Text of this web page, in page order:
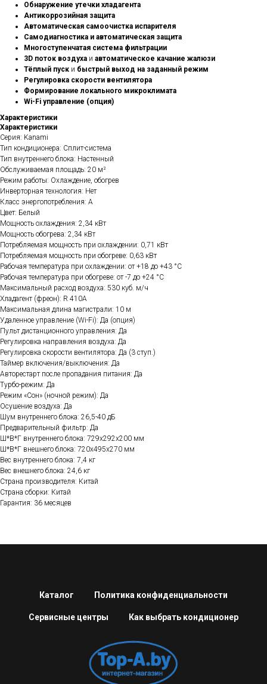
Обнаружение утечки хладагента
Антикоррозийная защита
Автоматическая самоочистка испарителя
Самодиагностика и автоматическая защита
Многоступенчатая система фильтрации
3D поток воздуха и автоматическое качание жалюзи
Тёплый пуск и быстрый выход на заданный режим
Регулировка скорости вентилятора
Формирование локального микроклимата
Wi-Fi управление (опция)
Характеристики
Характеристики
Серия: Kanami
Тип кондиционера: Сплит-система
Тип внутреннего блока: Настенный
Обслуживаемая площадь: 20 м²
Режим работы: Охлаждение, обогрев
Инверторная технология: Нет
Класс энергопотребления: A
Цвет: Белый
Мощность охлаждения: 2,34 кВт
Мощность обогрева: 2,34 кВт
Потребляемая мощность при охлаждении: 0,71 кВт
Потребляемая мощность при обогреве: 0,63 кВт
Рабочая температура при охлаждении: от +18 до +43 °C
Рабочая температура при обогреве: от -7 до +24 °C
Максимальный расход воздуха: 530 куб. м/ч
Хладагент (фреон): R 410A
Максимальная длина магистрали: 10 м
Удаленное управление (Wi-Fi): Да (опция)
Пульт дистанционного управления: Да
Регулировка направления воздуха: Да
Регулировка скорости вентилятора: Да (3 ступ.)
Таймер включения/выключения: Да
Авторестарт после пропадания питания: Да
Турбо-режим: Да
Режим «Сон» (ночной режим): Да
Осушение воздуха: Да
Шум внутреннего блока: 26,5-40 дБ
Предварительный фильтр: Да
Ш*В*Г внутреннего блока: 729х292х200 мм
Ш*В*Г внешнего блока: 720х495х270 мм
Вес внутреннего блока: 7,4 кг
Вес внешнего блока: 24,6 кг
Страна производителя: Китай
Страна сборки: Китай
Гарантия: 36 месяцев
Каталог Политика конфиденциальности
Сервисные центры Как выбрать кондиционер